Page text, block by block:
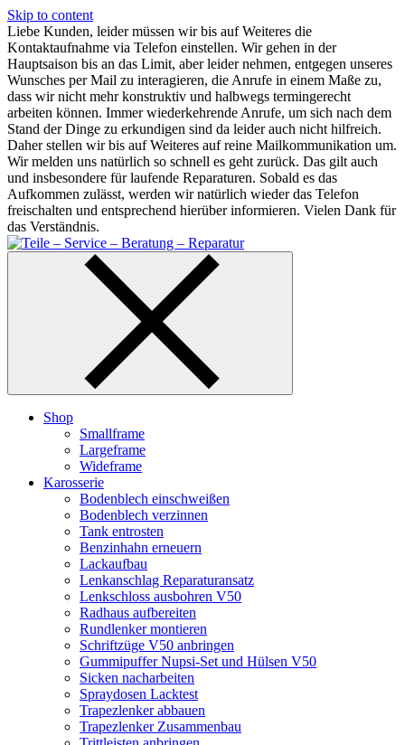
Skip to content
Liebe Kunden, leider müssen wir bis auf Weiteres die
Kontaktaufnahme via Telefon einstellen. Wir gehen in der
Hauptsaison bis an das Limit, aber leider nehmen, entgegen unseres
Wunsches per Mail zu interagieren, die Anrufe in einem Maße zu,
dass wir nicht mehr konstruktiv und halbwegs termingerecht
arbeiten können. Immer wiederkehrende Anrufe, um sich nach dem
Stand der Dinge zu erkundigen sind da leider auch nicht hilfreich.
Daher stellen wir bis auf Weiteres auf reine Mailkommunikation um.
Wir melden uns natürlich so schnell es geht zurück. Das gilt auch
und insbesondere für laufende Reparaturen. Sobald es das
Aufkommen zulässt, werden wir natürlich wieder das Telefon
freischalten und entsprechend hierüber informieren. Vielen Dank für
das Verständnis.
Shop
Smallframe
Largeframe
Wideframe
Karosserie
Bodenblech einschweißen
Bodenblech verzinnen
Tank entrosten
Benzinhahn erneuern
Lackaufbau
Lenkanschlag Reparaturansatz
Lenkschloss ausbohren V50
Radhaus aufbereiten
Rundlenker montieren
Schriftzüge V50 anbringen
Gummipuffer Nupsi-Set und Hülsen V50
Sicken nacharbeiten
Spraydosen Lacktest
Trapezlenker abbauen
Trapezlenker Zusammenbau